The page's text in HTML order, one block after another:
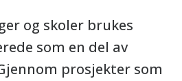
og skoler brukes
som en del av
prosjekter som